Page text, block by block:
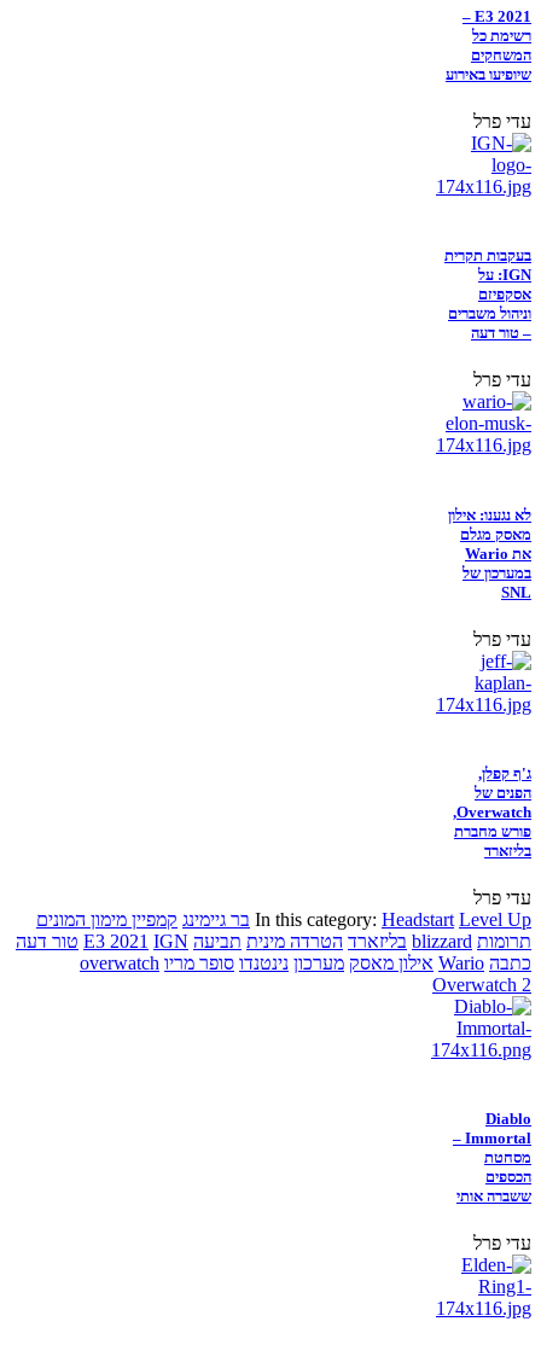
E3 2021 –
רשימת כל
המשחקים
שיופיעו באירוע
עדי פרל
בעקבות תקרית
IGN: על
אסקפיזם
וניהול משברים
– טור דעה
עדי פרל
לא נגענו: אילון
מאסק מגלם
את Wario
במערכון של
SNL
עדי פרל
ג'ף קפלן,
הפנים של
Overwatch,
פורש מחברת
בליזארד
עדי פרל
In this category: Headstart Level Up בר גיימינג קמפיין מימון המונים
תרומות blizzard בליזארד הטרדה מינית תביעה E3 2021 IGN
טור דעה
כתבה Wario אילון מאסק מערכון נינטנדו סופר מריו overwatch
Overwatch 2
Diablo
Immortal –
מסחטת
הכספים
ששברה אותי
עדי פרל